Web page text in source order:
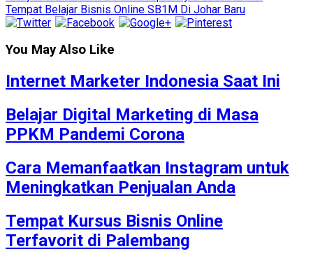
Tempat Belajar Bisnis Online SB1M Di Johar Baru
You May Also Like
Internet Marketer Indonesia Saat Ini
Belajar Digital Marketing di Masa
PPKM Pandemi Corona
Cara Memanfaatkan Instagram untuk
Meningkatkan Penjualan Anda
Tempat Kursus Bisnis Online
Terfavorit di Palembang